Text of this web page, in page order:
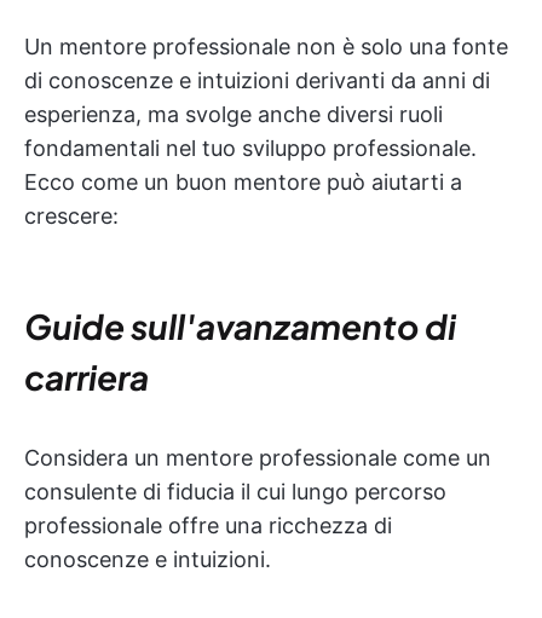
Un mentore professionale non è solo una fonte
di conoscenze e intuizioni derivanti da anni di
esperienza, ma svolge anche diversi ruoli
fondamentali nel tuo sviluppo professionale.
Ecco come un buon mentore può aiutarti a
crescere:
Guide sull'avanzamento di
carriera
Considera un mentore professionale come un
consulente di fiducia il cui lungo percorso
professionale offre una ricchezza di
conoscenze e intuizioni.